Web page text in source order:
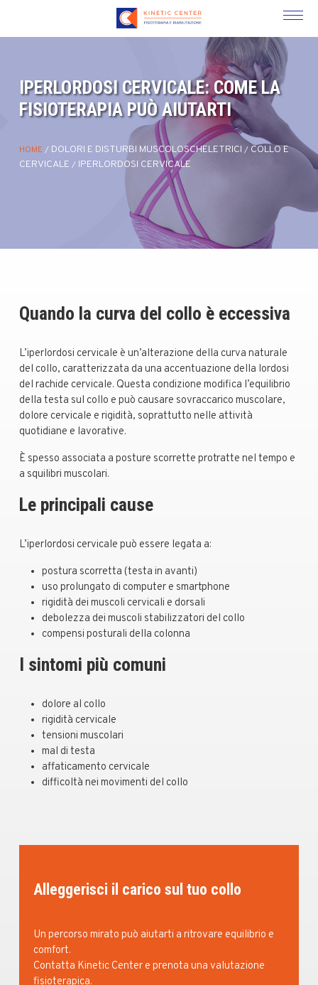
IPERLORDOSI CERVICALE: COME LA
FISIOTERAPIA PUÒ AIUTARTI
HOME / DOLORI E DISTURBI MUSCOLOSCHELETRICI / COLLO E
CERVICALE / IPERLORDOSI CERVICALE
Quando la curva del collo è eccessiva
L’iperlordosi cervicale è un’alterazione della curva naturale
del collo, caratterizzata da una accentuazione della lordosi
del rachide cervicale. Questa condizione modifica l’equilibrio
della testa sul collo e può causare sovraccarico muscolare,
dolore cervicale e rigidità, soprattutto nelle attività
quotidiane e lavorative.
È spesso associata a posture scorrette protratte nel tempo e
a squilibri muscolari.
Le principali cause
L’iperlordosi cervicale può essere legata a:
postura scorretta (testa in avanti)
uso prolungato di computer e smartphone
rigidità dei muscoli cervicali e dorsali
debolezza dei muscoli stabilizzatori del collo
compensi posturali della colonna
I sintomi più comuni
dolore al collo
rigidità cervicale
tensioni muscolari
mal di testa
affaticamento cervicale
difficoltà nei movimenti del collo
Alleggerisci il carico sul tuo collo
Un percorso mirato può aiutarti a ritrovare equilibrio e
comfort.
Contatta Kinetic Center e prenota una valutazione
fisioterapica.